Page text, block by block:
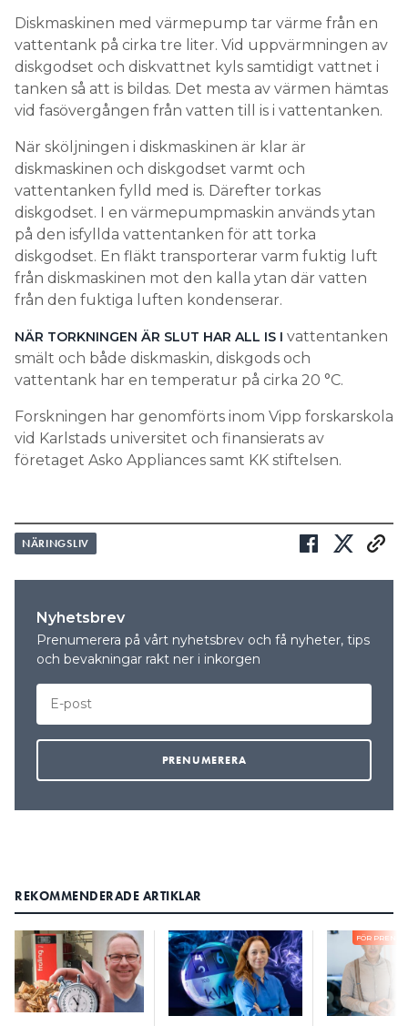
Diskmaskinen med värmepump tar värme från en
vattentank på cirka tre liter. Vid uppvärmningen av
diskgodset och diskvattnet kyls samtidigt vattnet i
tanken så att is bildas. Det mesta av värmen hämtas
vid fasövergången från vatten till is i vattentanken.
När sköljningen i diskmaskinen är klar är
diskmaskinen och diskgodset varmt och
vattentanken fylld med is. Därefter torkas
diskgodset. I en värmepumpmaskin används ytan
på den isfyllda vattentanken för att torka
diskgodset. En fläkt transporterar varm fuktig luft
från diskmaskinen mot den kalla ytan där vatten
från den fuktiga luften kondenserar.
NÄR TORKNINGEN ÄR SLUT HAR ALL IS I vattentanken
smält och både diskmaskin, diskgods och
vattentank har en temperatur på cirka 20 °C.
Forskningen har genomförts inom Vipp forskarskola
vid Karlstads universitet och finansierats av
företaget Asko Appliances samt KK stiftelsen.
NÄRINGSLIV
Nyhetsbrev
Prenumerera på vårt nyhetsbrev och få nyheter, tips
och bevakningar rakt ner i inkorgen
REKOMMENDERADE ARTIKLAR
FÖR